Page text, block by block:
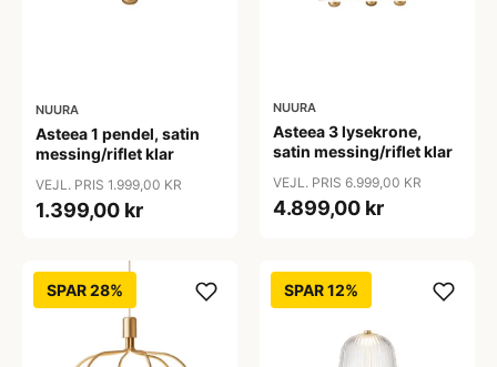
NUURA
Asteea 1 pendel, satin
messing/riflet klar
VEJL. PRIS 1.999,00 KR
1.399,00 kr
NUURA
Asteea 3 lysekrone,
satin messing/riflet klar
VEJL. PRIS 6.999,00 KR
4.899,00 kr
SPAR 28% SPAR 12%